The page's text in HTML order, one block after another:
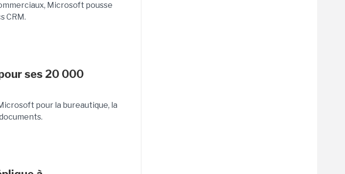
Microsoft pousse
CRM.
ses 20 000
pour la bureautique, la